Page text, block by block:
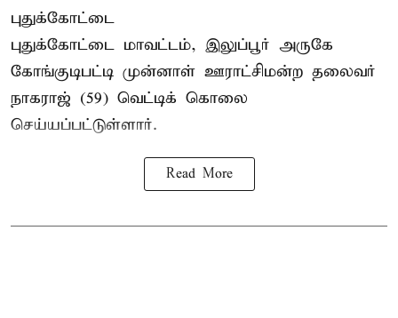
புதுக்கோட்டை
புதுக்கோட்டை மாவட்டம், இலுப்பூர் அருகே
கோங்குடிபட்டி முன்னாள் ஊராட்சிமன்ற தலைவர்
நாகராஜ் (59) வெட்டிக் கொலை
செய்யப்பட்டுள்ளார்.
Read More